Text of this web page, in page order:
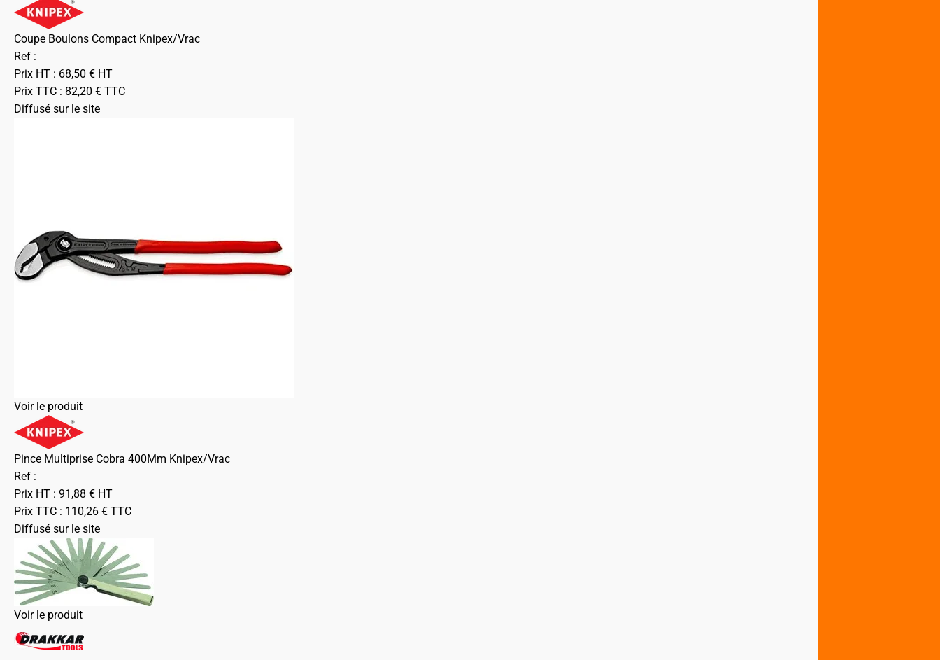
Coupe Boulons Compact Knipex/Vrac
Ref :
Prix HT : 68,50 € HT
Prix TTC : 82,20 € TTC
Diffusé sur le site
Voir le produit
Pince Multiprise Cobra 400Mm Knipex/Vrac
Ref :
Prix HT : 91,88 € HT
Prix TTC : 110,26 € TTC
Diffusé sur le site
Voir le produit